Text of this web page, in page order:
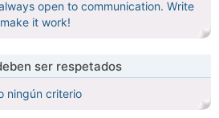
open to communication. Write
it work!
ser respetados
ningún criterio